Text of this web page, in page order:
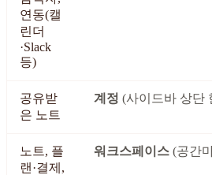
연동(캘
린더
·Slack
등)
공유받
은 노트
계정 (사이드바 상단
노트, 플
랜·결제,
워크스페이스 (공간